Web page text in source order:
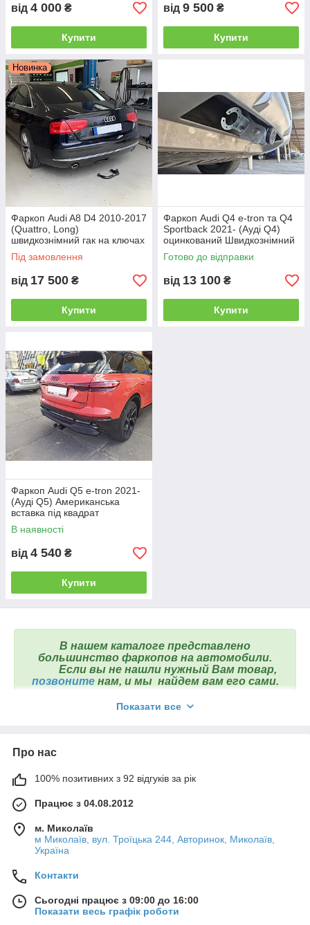
від 4 000 ₴
Купити
від 9 500 ₴
Купити
Новинка
Фаркоп Audi A8 D4 2010-2017
(Quattro, Long)
швидкознімний гак на ключах
Під замовлення
від 17 500 ₴
Купити
Фаркоп Audi Q4 e-tron та Q4
Sportback 2021- (Ауді Q4)
оцинкований Швидкознімний
автомат на ручці
Готово до відправки
від 13 100 ₴
Купити
Фаркоп Audi Q5 e-tron 2021-
(Ауді Q5) Американська
вставка під квадрат
В наявності
від 4 540 ₴
Купити
В нашем каталоге представлено
большинство фаркопов на автомобили.
Если вы не нашли нужный Вам товар,
позвоните нам, и мы найдем вам его сами.
Показати все
Про нас
100% позитивних з 92 відгуків за рік
Працює з 04.08.2012
м. Миколаїв
м Миколаїв, вул. Троїцька 244, Авторинок, Миколаїв,
Україна
Контакти
Сьогодні працює з 09:00 до 16:00
Показати весь графік роботи